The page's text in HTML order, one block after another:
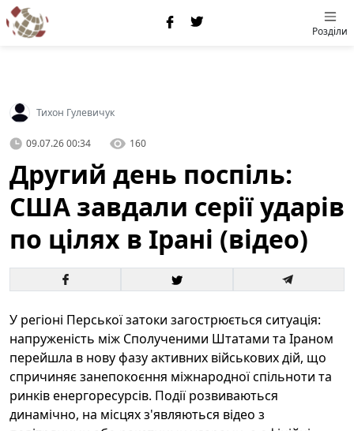
Розділи
Тихон Гулевичук
09.07.26 00:34 160
Другий день поспіль:
США завдали серії ударів
по цілях в Ірані (відео)
У регіоні Перської затоки загострюється ситуація:
напруженість між Сполученими Штатами та Іраном
перейшла в нову фазу активних військових дій, що
спричиняє занепокоєння міжнародної спільноти та
ринків енергоресурсів. Події розвиваються
динамічно, на місцях з'являються відео з